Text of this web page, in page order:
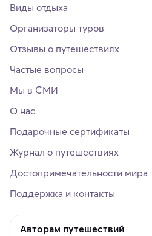
Виды отдыха
Организаторы туров
Отзывы о путешествиях
Частые вопросы
Мы в СМИ
О нас
Подарочные сертификаты
Журнал о путешествиях
Достопримечательности мира
Поддержка и контакты
Авторам путешествий